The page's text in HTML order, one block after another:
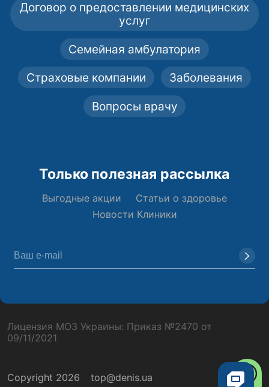
Договор о предоставлении медицинских
услуг
Семейная амбулатория
Страховые компании Заболевания
Вопросы врачу
Только полезная рассылка
Выгодные акции
Статьи о здоровье
Новости Клиники
Copyright 2026 top@denis.ua
Лицензия МОЗ Украины: Приказ №2470 от
09/11/2021